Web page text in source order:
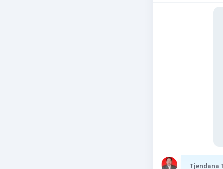
Tjendana